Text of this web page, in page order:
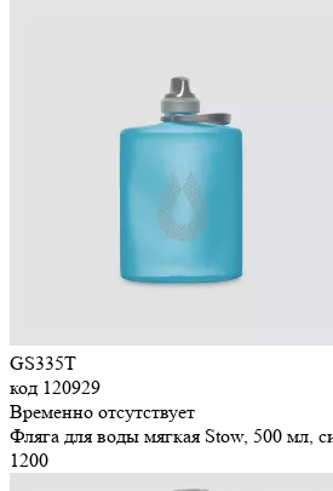
GS335T
код 120929
Временно отсутствует
Фляга для воды мягкая Stow, 500 мл,
1200